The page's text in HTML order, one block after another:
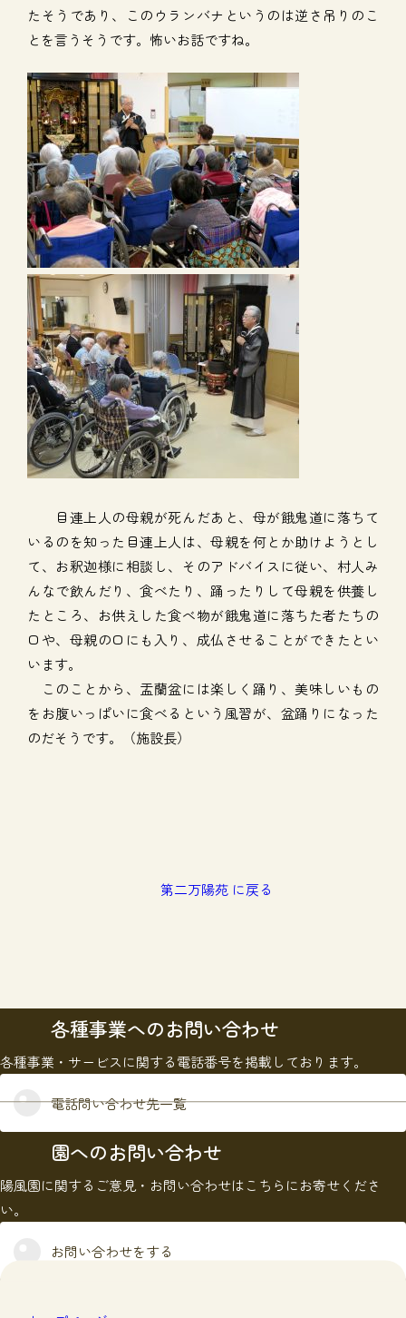
たそうであり、このウランバナというのは逆さ吊りのこ
とを言うそうです。怖いお話ですね。
目連上人の母親が死んだあと、母が餓鬼道に落ちて
いるのを知った目連上人は、母親を何とか助けようとし
て、お釈迦様に相談し、そのアドバイスに従い、村人み
んなで飲んだり、食べたり、踊ったりして母親を供養し
たところ、お供えした食べ物が餓鬼道に落ちた者たちの
口や、母親の口にも入り、成仏させることができたとい
います。
このことから、盂蘭盆には楽しく踊り、美味しいもの
をお腹いっぱいに食べるという風習が、盆踊りになった
のだそうです。（施設長）
第二万陽苑 に戻る
各種事業へのお問い合わせ
各種事業・サービスに関する電話番号を掲載しております。
電話問い合わせ先一覧
園へのお問い合わせ
陽風園に関するご意見・お問い合わせはこちらにお寄せくださ
い。
お問い合わせをする